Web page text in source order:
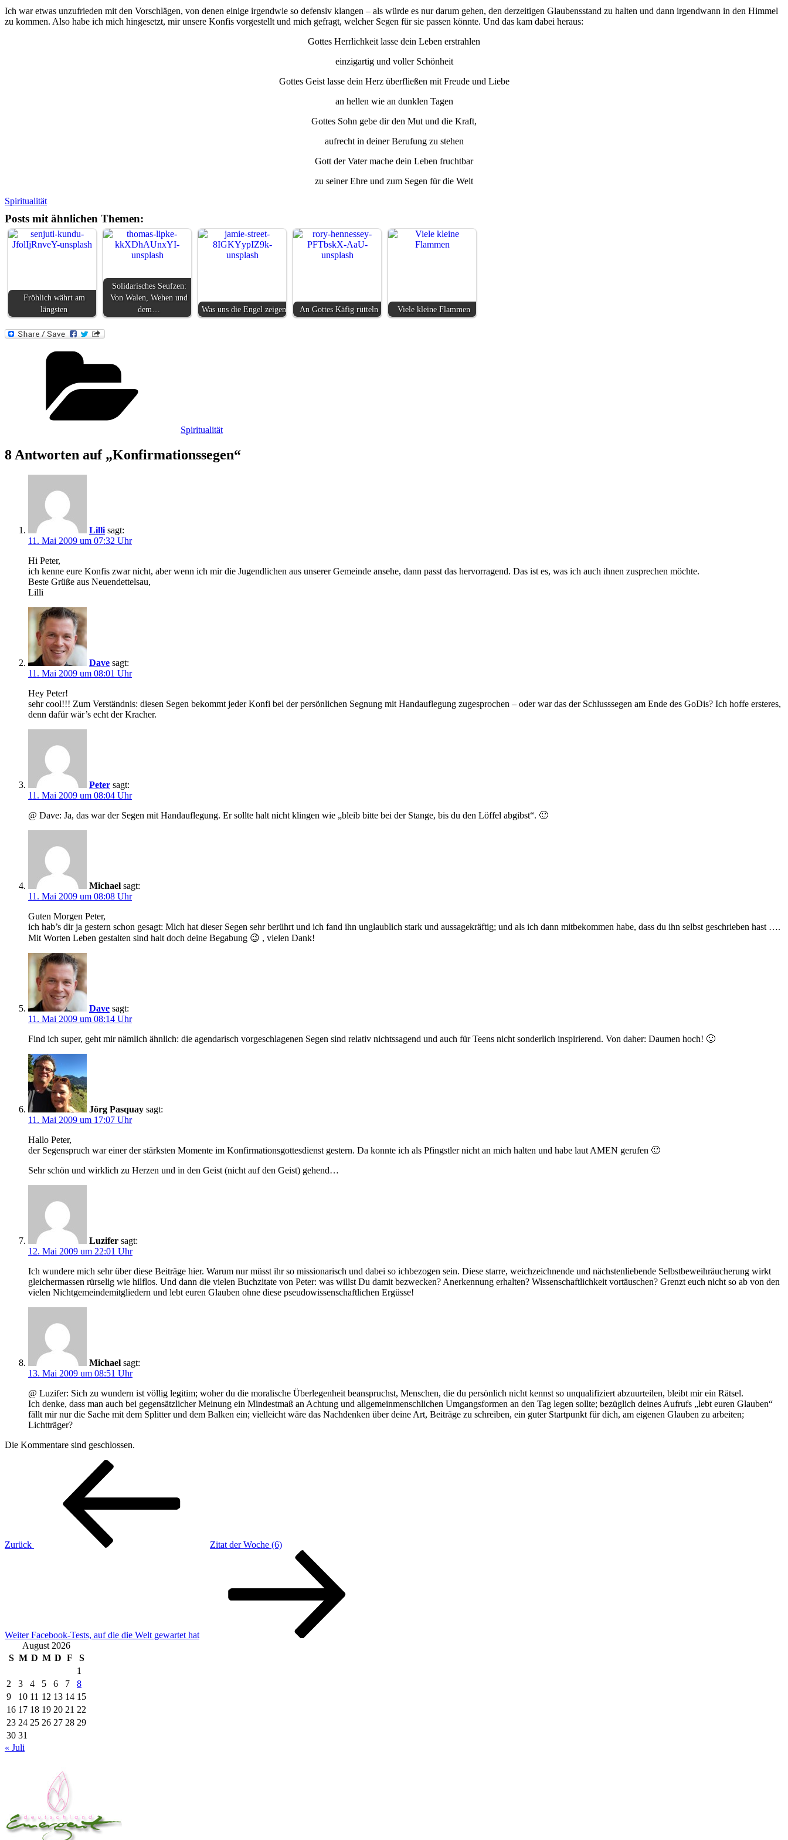
Ich war etwas unzufrieden mit den Vorschlägen, von denen einige irgendwie so defensiv klangen – als würde es nur darum gehen, den derzeitigen Glaubensstand zu halten und dann irgendwann in den Himmel
zu kommen. Also habe ich mich hingesetzt, mir unsere Konfis vorgestellt und mich gefragt, welcher Segen für sie passen könnte. Und das kam dabei heraus:
Gottes Herrlichkeit lasse dein Leben erstrahlen
einzigartig und voller Schönheit
Gottes Geist lasse dein Herz überfließen mit Freude und Liebe
an hellen wie an dunklen Tagen
Gottes Sohn gebe dir den Mut und die Kraft,
aufrecht in deiner Berufung zu stehen
Gott der Vater mache dein Leben fruchtbar
zu seiner Ehre und zum Segen für die Welt
Spiritualität
Posts mit ähnlichen Themen:
Fröhlich währt am
längsten
Solidarisches Seufzen:
Von Walen, Wehen und
dem…
Was uns die Engel zeigen An Gottes Käfig rütteln Viele kleine Flammen
Spiritualität
8 Antworten auf „Konfirmationssegen“
Lilli sagt:
11. Mai 2009 um 07:32 Uhr
Hi Peter,
ich kenne eure Konfis zwar nicht, aber wenn ich mir die Jugendlichen aus unserer Gemeinde ansehe, dann passt das hervorragend. Das ist es, was ich auch ihnen zusprechen möchte.
Beste Grüße aus Neuendettelsau,
Lilli
Dave sagt:
11. Mai 2009 um 08:01 Uhr
Hey Peter!
sehr cool!!! Zum Verständnis: diesen Segen bekommt jeder Konfi bei der persönlichen Segnung mit Handauflegung zugesprochen – oder war das der Schlusssegen am Ende des GoDis? Ich hoffe ersteres,
denn dafür wär’s echt der Kracher.
Peter sagt:
11. Mai 2009 um 08:04 Uhr
@ Dave: Ja, das war der Segen mit Handauflegung. Er sollte halt nicht klingen wie „bleib bitte bei der Stange, bis du den Löffel abgibst“. 🙂
Michael sagt:
11. Mai 2009 um 08:08 Uhr
Guten Morgen Peter,
ich hab’s dir ja gestern schon gesagt: Mich hat dieser Segen sehr berührt und ich fand ihn unglaublich stark und aussagekräftig; und als ich dann mitbekommen habe, dass du ihn selbst geschrieben hast ….
Mit Worten Leben gestalten sind halt doch deine Begabung 😉 , vielen Dank!
Dave sagt:
11. Mai 2009 um 08:14 Uhr
Find ich super, geht mir nämlich ähnlich: die agendarisch vorgeschlagenen Segen sind relativ nichtssagend und auch für Teens nicht sonderlich inspirierend. Von daher: Daumen hoch! 🙂
Jörg Pasquay sagt:
11. Mai 2009 um 17:07 Uhr
Hallo Peter,
der Segenspruch war einer der stärksten Momente im Konfirmationsgottesdienst gestern. Da konnte ich als Pfingstler nicht an mich halten und habe laut AMEN gerufen 🙂
Sehr schön und wirklich zu Herzen und in den Geist (nicht auf den Geist) gehend…
Luzifer sagt:
12. Mai 2009 um 22:01 Uhr
Ich wundere mich sehr über diese Beiträge hier. Warum nur müsst ihr so missionarisch und dabei so ichbezogen sein. Diese starre, weichzeichnende und nächstenliebende Selbstbeweihräucherung wirkt
gleichermassen rürselig wie hilflos. Und dann die vielen Buchzitate von Peter: was willst Du damit bezwecken? Anerkennung erhalten? Wissenschaftlichkeit vortäuschen? Grenzt euch nicht so ab von den
vielen Nichtgemeindemitgliedern und lebt euren Glauben ohne diese pseudowissenschaftlichen Ergüsse!
Michael sagt:
13. Mai 2009 um 08:51 Uhr
@ Luzifer: Sich zu wundern ist völlig legitim; woher du die moralische Überlegenheit beanspruchst, Menschen, die du persönlich nicht kennst so unqualifiziert abzuurteilen, bleibt mir ein Rätsel.
Ich denke, dass man auch bei gegensätzlicher Meinung ein Mindestmaß an Achtung und allgemeinmenschlichen Umgangsformen an den Tag legen sollte; bezüglich deines Aufrufs „lebt euren Glauben“
fällt mir nur die Sache mit dem Splitter und dem Balken ein; vielleicht wäre das Nachdenken über deine Art, Beiträge zu schreiben, ein guter Startpunkt für dich, am eigenen Glauben zu arbeiten;
Lichtträger?
Die Kommentare sind geschlossen.
Beitragsnavigation
Zurück
Zitat der Woche (6)
Weiter Facebook-Tests, auf die die Welt gewartet hat
August 2026
S M D M D F
S
1
2
3 4 5 6 7
8
9
10 11 12 13 14 15
16 17 18 19 20 21 22
23 24 25 26 27 28 29
30 31
« Juli